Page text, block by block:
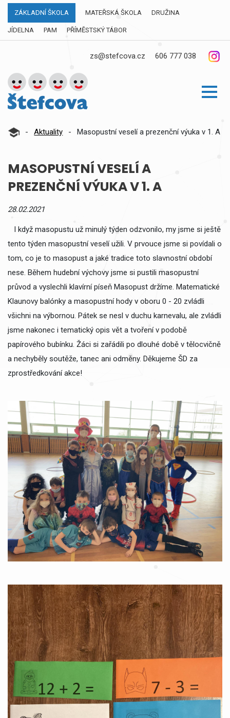
ZÁKLADNÍ ŠKOLA MATEŘSKÁ ŠKOLA DRUŽINA
JÍDELNA PAM PŘÍMĚSTSKÝ TÁBOR
zs@stefcova.cz 606 777 038
- Aktuality - Masopustní veselí a prezenční výuka v 1. A
MASOPUSTNÍ VESELÍ A
PREZENČNÍ VÝUKA V 1. A
28.02.2021
I když masopustu už minulý týden odzvonilo, my jsme si ještě
tento týden masopustní veselí užili. V prvouce jsme si povídali o
tom, co je to masopust a jaké tradice toto slavnostní období
nese. Během hudební výchovy jsme si pustili masopustní
průvod a vyslechli klavírní píseň Masopust držíme. Matematické
Klaunovy balónky a masopustní hody v oboru 0 - 20 zvládli
všichni na výbornou. Pátek se nesl v duchu karnevalu, ale zvládli
jsme nakonec i tematický opis vět a tvoření v podobě
papírového bubínku. Žáci si zařádili po dlouhé době v tělocvičně
a nechyběly soutěže, tanec ani odměny. Děkujeme ŠD za
zprostředkování akce!